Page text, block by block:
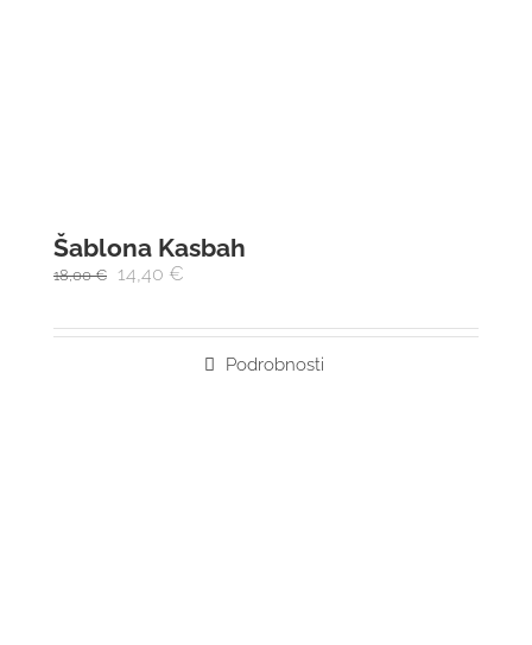
Šablona Kasbah
18,00€ 14,40 €
Podrobnosti